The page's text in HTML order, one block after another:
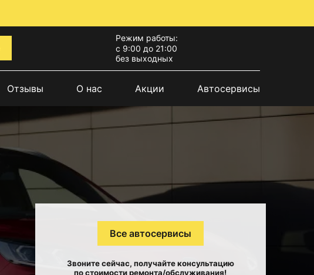
Режим работы:
с 9:00 до 21:00
без выходных
Отзывы О нас Акции Автосервисы
Все автосервисы
Звоните сейчас, получайте консультацию
по стоимости ремонта/обслуживания!